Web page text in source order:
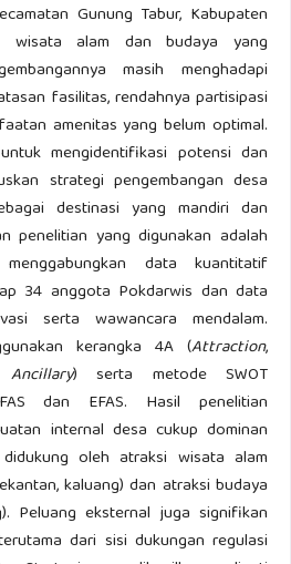
Gunung Tabur, Kabupaten
wisata alam dan budaya yang
masih menghadapi
fasilitas, rendahnya partisipasi
amenitas yang belum optimal.
mengidentifikasi potensi dan
strategi pengembangan desa
destinasi yang mandiri dan
penelitian yang digunakan adalah
data kuantitatif
34 anggota Pokdarwis dan data
serta wawancara mendalam.
kerangka 4A (Attraction,
Ancillary) serta metode SWOT
dan EFAS. Hasil penelitian
internal desa cukup dominan
oleh atraksi wisata alam
kaluang) dan atraksi budaya
Peluang eksternal juga signifikan
dari sisi dukungan regulasi